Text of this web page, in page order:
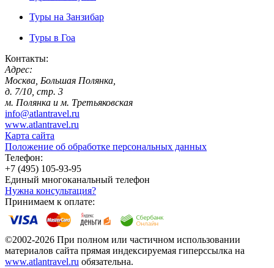
Туры на Занзибар
Туры в Гоа
Контакты:
Адрес:
Москва, Большая Полянка,
д. 7/10, стр. 3
м. Полянка и м. Третьяковская
info@atlantravel.ru
www.atlantravel.ru
Карта сайта
Положение об обработке персональных данных
Телефон:
+7 (495) 105-93-95
Единый многоканальный телефон
Нужна консультация?
Принимаем к оплате:
©2002-2026 При полном или частичном использовании
материалов сайта прямая индексируемая гиперссылка на
www.atlantravel.ru обязательна.